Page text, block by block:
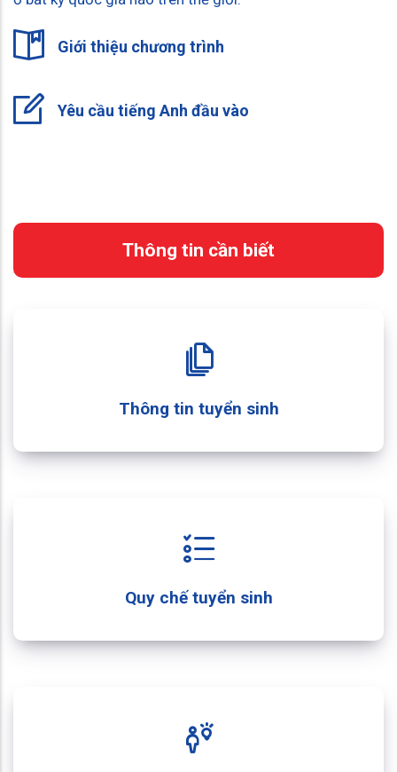
Giới thiệu chương trình
Yêu cầu tiếng Anh đầu vào
Thông tin cần biết
Thông tin tuyển sinh
Quy chế tuyển sinh